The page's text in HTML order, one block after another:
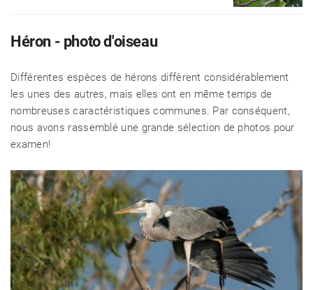
Héron - photo d'oiseau
Différentes espèces de hérons diffèrent considérablement
les unes des autres, mais elles ont en même temps de
nombreuses caractéristiques communes. Par conséquent,
nous avons rassemblé une grande sélection de photos pour
examen!